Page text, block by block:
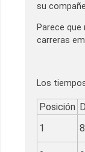
su
Parece que
carreras
Los
Posición
1